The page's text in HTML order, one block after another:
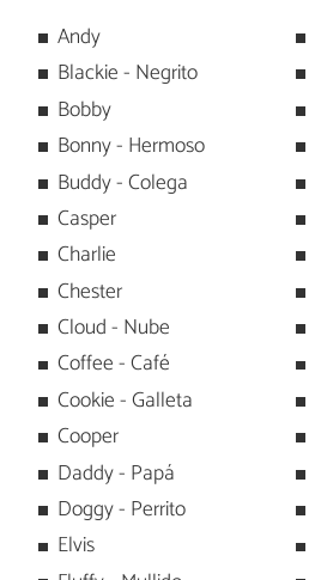
Andy
Blackie - Negrito
Bobby
Bonny - Hermoso
Buddy - Colega
Casper
Charlie
Chester
Cloud - Nube
Coffee - Café
Cookie - Galleta
Cooper
Daddy - Papá
Doggy - Perrito
Elvis